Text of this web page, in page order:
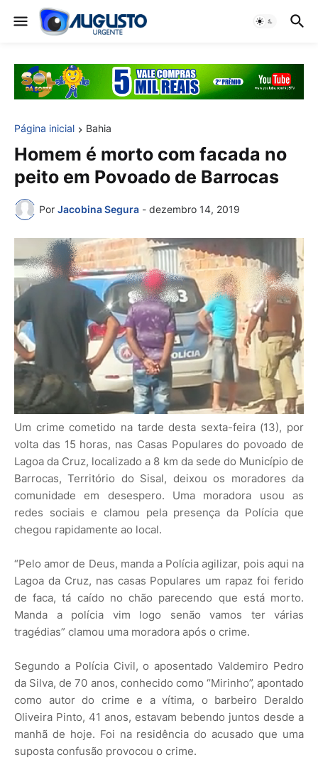
Página inicial Bahia
Homem é morto com facada no
peito em Povoado de Barrocas
Por Jacobina Segura - dezembro 14, 2019
Um crime cometido na tarde desta sexta-feira (13), por
volta das 15 horas, nas Casas Populares do povoado de
Lagoa da Cruz, localizado a 8 km da sede do Município de
Barrocas, Território do Sisal, deixou os moradores da
comunidade em desespero. Uma moradora usou as
redes sociais e clamou pela presença da Polícia que
chegou rapidamente ao local.
“Pelo amor de Deus, manda a Polícia agilizar, pois aqui na
Lagoa da Cruz, nas casas Populares um rapaz foi ferido
de faca, tá caído no chão parecendo que está morto.
Manda a polícia vim logo senão vamos ter várias
tragédias” clamou uma moradora após o crime.
Segundo a Polícia Civil, o aposentado Valdemiro Pedro
da Silva, de 70 anos, conhecido como “Mirinho”, apontado
como autor do crime e a vítima, o barbeiro Deraldo
Oliveira Pinto, 41 anos, estavam bebendo juntos desde a
manhã de hoje. Foi na residência do acusado que uma
suposta confusão provocou o crime.